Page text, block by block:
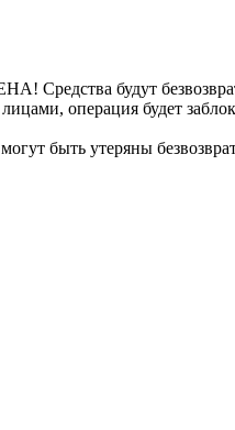
Средства будут
операция будет
быть утеряны